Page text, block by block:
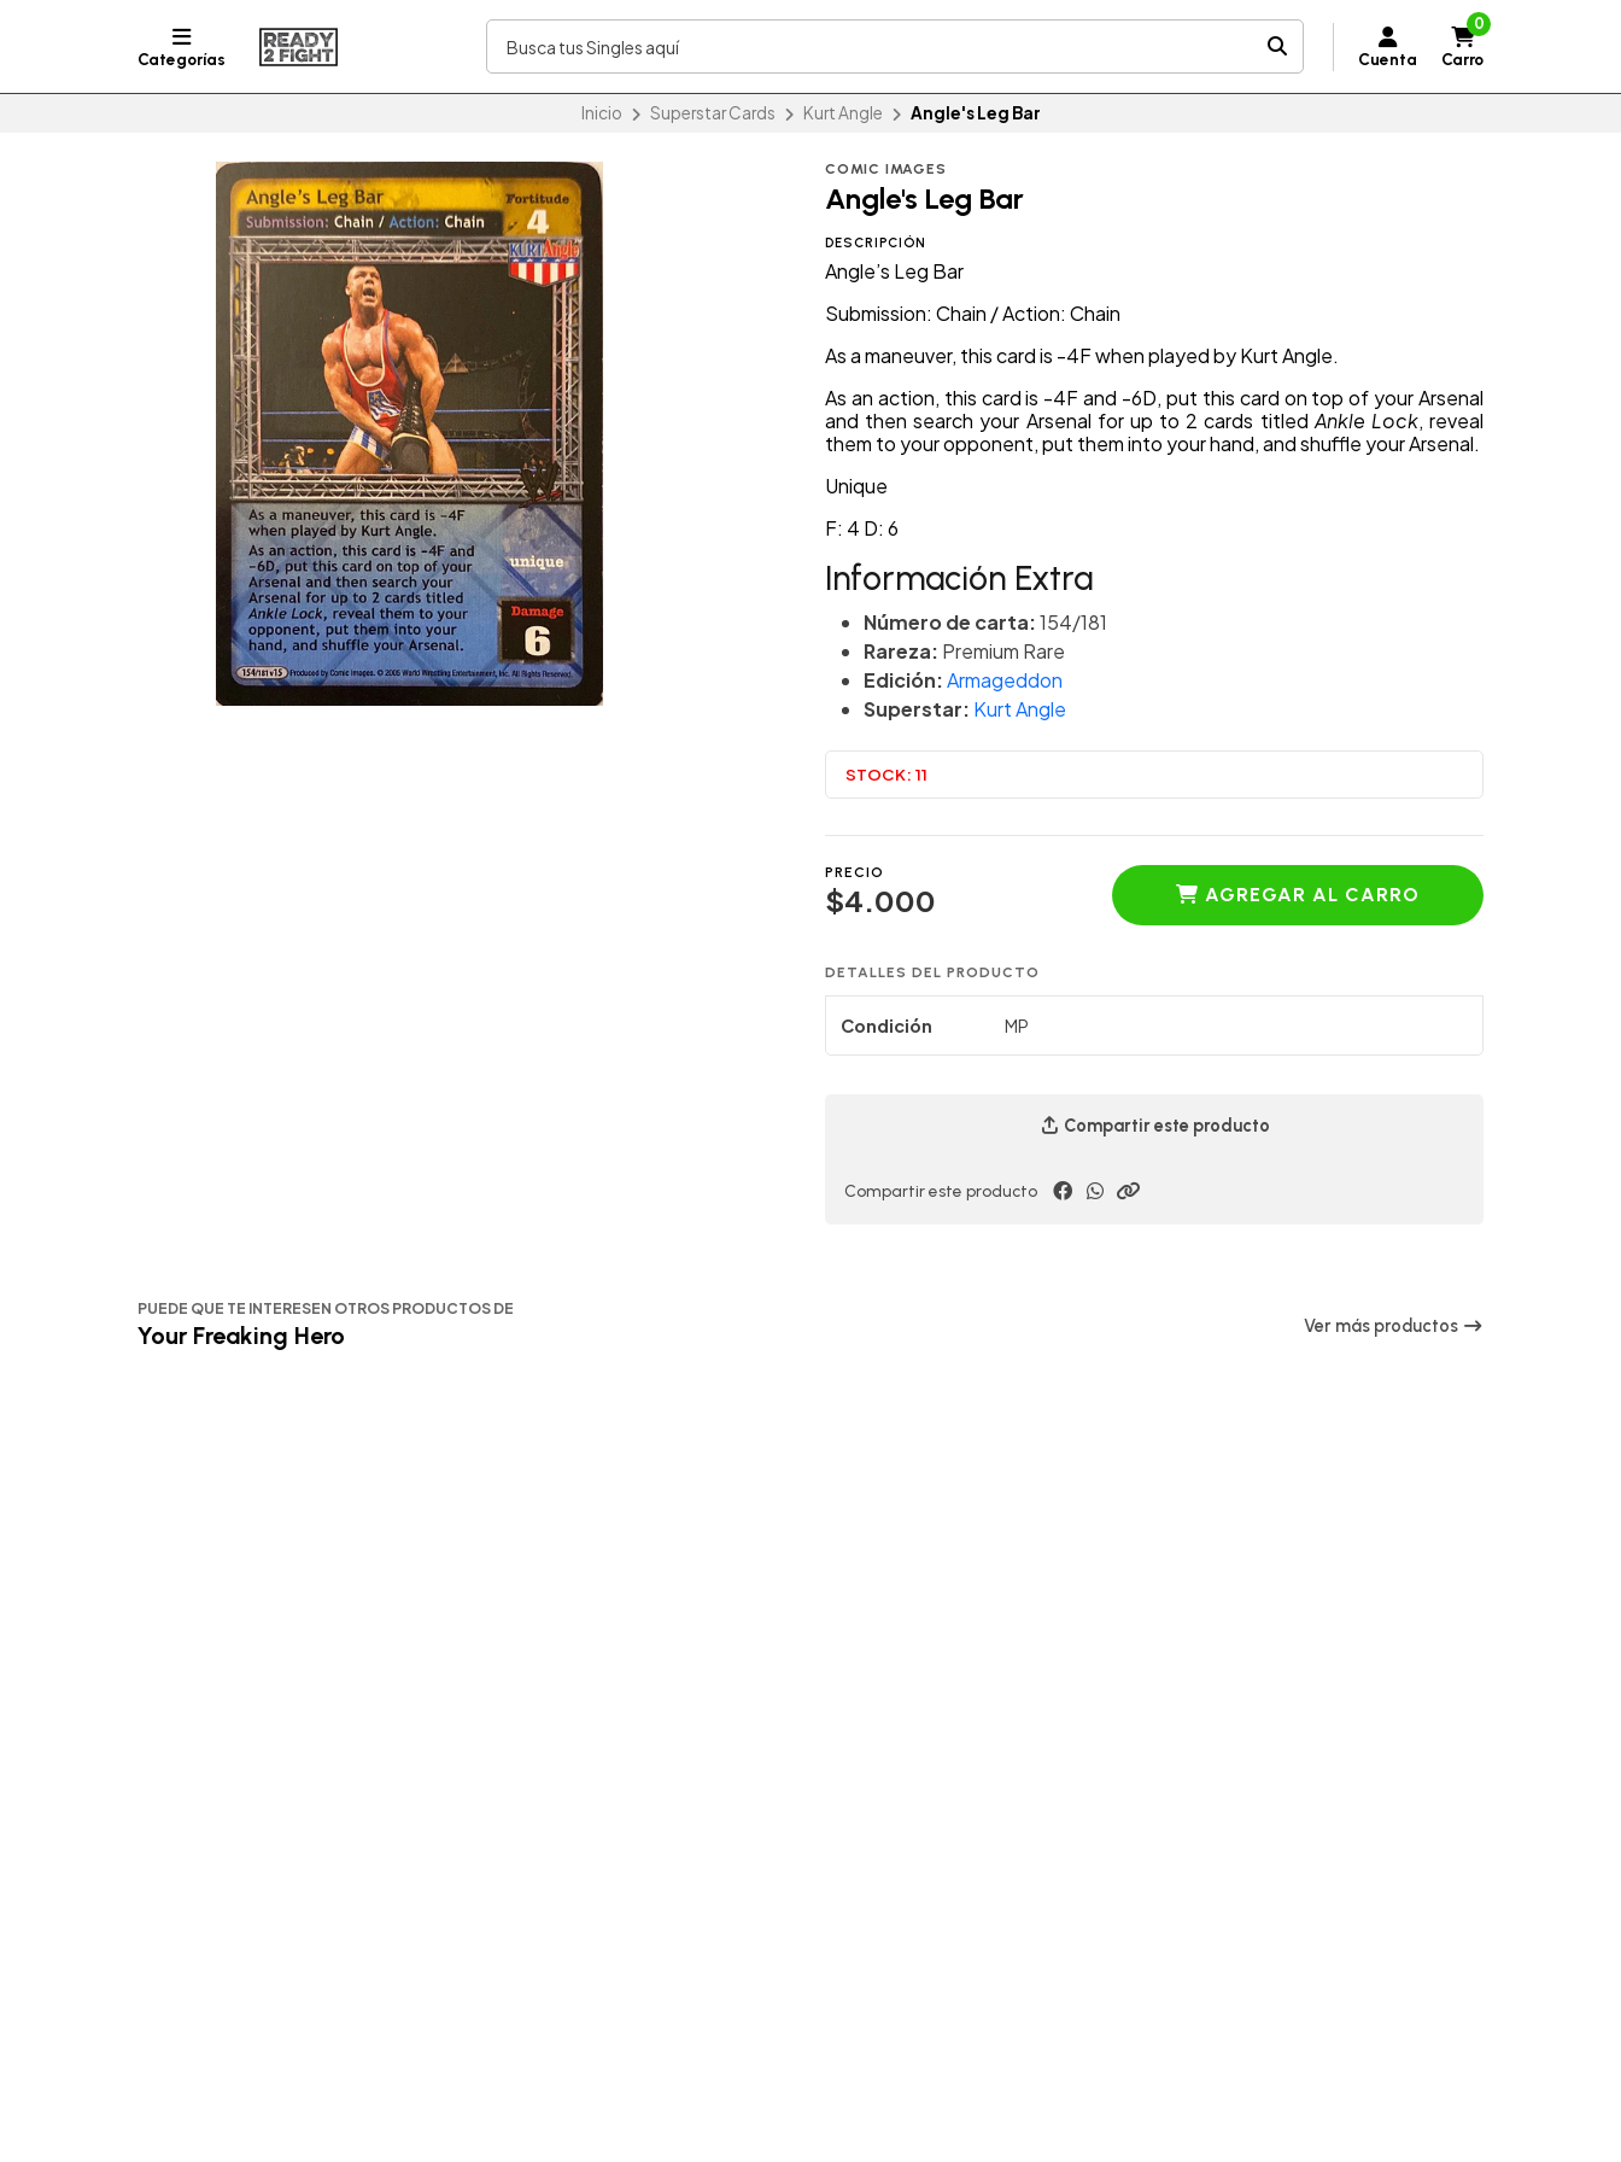
Categorías Cuenta
0
Carro
Inicio Superstar Cards Kurt Angle Angle's Leg Bar
COMIC IMAGES
Angle's Leg Bar
DESCRIPCIÓN
Angle’s Leg Bar
Submission: Chain / Action: Chain
As a maneuver, this card is -4F when played by Kurt Angle.
As an action, this card is -4F and -6D, put this card on top of your Arsenal
and then search your Arsenal for up to 2 cards titled Ankle Lock, reveal
them to your opponent, put them into your hand, and shuffle your Arsenal.
Unique
F: 4 D: 6
Información Extra
Número de carta:154/181
Rareza: Premium Rare
Edición:Armageddon
Superstar: Kurt Angle
STOCK: 11
PRECIO
$4.000 AGREGAR AL CARRO
DETALLES DEL PRODUCTO
Condición MP
Compartir este producto
Compartir este producto
PUEDE QUE TE INTERESEN OTROS PRODUCTOS DE
Your Freaking Hero Ver más productos